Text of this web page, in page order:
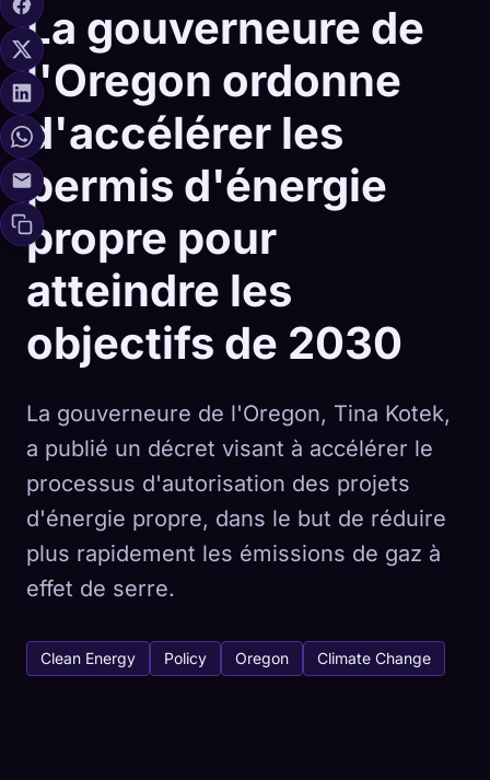
La gouverneure de
l'Oregon ordonne
d'accélérer les
permis d'énergie
propre pour
atteindre les
objectifs de 2030
La gouverneure de l'Oregon, Tina Kotek,
a publié un décret visant à accélérer le
processus d'autorisation des projets
d'énergie propre, dans le but de réduire
plus rapidement les émissions de gaz à
effet de serre.
Clean Energy Policy Oregon Climate Change